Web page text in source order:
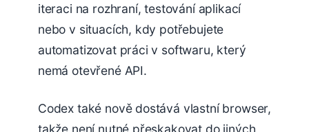
iteraci na rozhraní, testování aplikací
nebo v situacích, kdy potřebujete
automatizovat práci v softwaru, který
nemá otevřené API.
Codex také nově dostává vlastní browser,
takže není nutné přeskakovat do jiných